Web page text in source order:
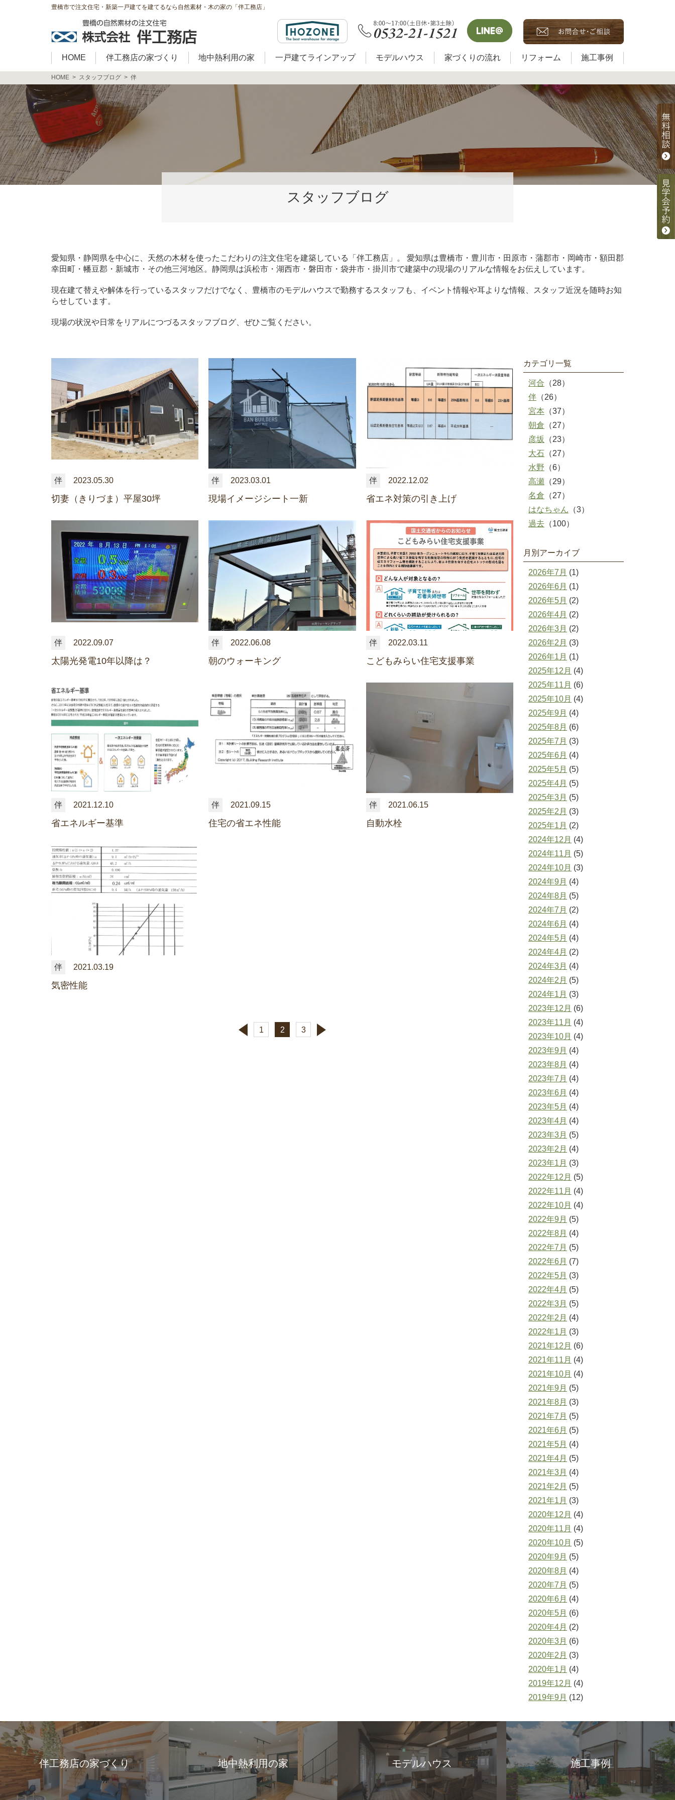
豊橋市で注文住宅・新築一戸建てを建てるなら自然素材・木の家の「伴工務店」
HOME 伴工務店の家づくり 地中熱利用の家 一戸建てラインアップ モデルハウス 家づくりの流れ リフォーム 施工事例
HOME スタッフブログ 伴
スタッフブログ
愛知県・静岡県を中心に、天然の木材を使ったこだわりの注文住宅を建築している「伴工務店」。 愛知県は豊橋市・豊川市・田原市・蒲郡市・岡崎市・額田郡
幸田町・幡豆郡・新城市・その他三河地区。静岡県は浜松市・湖西市・磐田市・袋井市・掛川市で建築中の現場のリアルな情報をお伝えしています。
現在建て替えや解体を行っているスタッフだけでなく、豊橋市のモデルハウスで勤務するスタッフも、イベント情報や耳よりな情報、スタッフ近況を随時お知
らせしています。
現場の状況や日常をリアルにつづるスタッフブログ、ぜひご覧ください。
伴 2023.05.30
切妻（きりづま）平屋30坪
伴 2023.03.01
現場イメージシート一新
伴 2022.12.02
省エネ対策の引き上げ
伴 2022.09.07
太陽光発電10年以降は？
伴 2022.06.08
朝のウォーキング
伴 2022.03.11
こどもみらい住宅支援事業
伴 2021.12.10
省エネルギー基準
伴 2021.09.15
住宅の省エネ性能
伴 2021.06.15
自動水栓
伴 2021.03.19
気密性能
1 2 3
カテゴリ一覧
河合 （28）
伴 （26）
宮本 （37）
朝倉 （27）
彦坂
（23）
大石 （27）
水野 （6）
高瀬 （29）
名倉 （27）
はなちゃん （3）
過去 （100）
月別アーカイブ
2026年7月 (1)
2026年6月 (1)
2026年5月 (2)
2026年4月 (2)
2026年3月 (2)
2026年2月 (3)
2026年1月 (1)
2025年12月 (4)
2025年11月 (6)
2025年10月 (4)
2025年9月 (4)
2025年8月 (6)
2025年7月 (3)
2025年6月 (4)
2025年5月 (5)
2025年4月 (5)
2025年3月 (5)
2025年2月 (3)
2025年1月 (2)
2024年12月 (4)
2024年11月 (5)
2024年10月 (3)
2024年9月 (4)
2024年8月 (5)
2024年7月 (2)
2024年6月 (4)
2024年5月 (4)
2024年4月 (2)
2024年3月 (4)
2024年2月 (5)
2024年1月 (3)
2023年12月 (6)
2023年11月 (4)
2023年10月 (4)
2023年9月 (4)
2023年8月 (4)
2023年7月 (4)
2023年6月 (4)
2023年5月 (4)
2023年4月 (4)
2023年3月 (5)
2023年2月 (4)
2023年1月 (3)
2022年12月 (5)
2022年11月 (4)
2022年10月 (4)
2022年9月 (5)
2022年8月 (4)
2022年7月 (5)
2022年6月 (7)
2022年5月 (3)
2022年4月 (5)
2022年3月 (5)
2022年2月 (4)
2022年1月 (3)
2021年12月 (6)
2021年11月 (4)
2021年10月 (4)
2021年9月 (5)
2021年8月 (3)
2021年7月 (5)
2021年6月 (5)
2021年5月 (4)
2021年4月 (5)
2021年3月 (4)
2021年2月 (5)
2021年1月 (3)
2020年12月 (4)
2020年11月 (4)
2020年10月 (5)
2020年9月 (5)
2020年8月 (4)
2020年7月 (5)
2020年6月 (4)
2020年5月 (6)
2020年4月 (2)
2020年3月 (6)
2020年2月 (3)
2020年1月 (4)
2019年12月 (4)
2019年9月 (12)
伴工務店の家づくり 地中熱利用の家 モデルハウス 施工事例